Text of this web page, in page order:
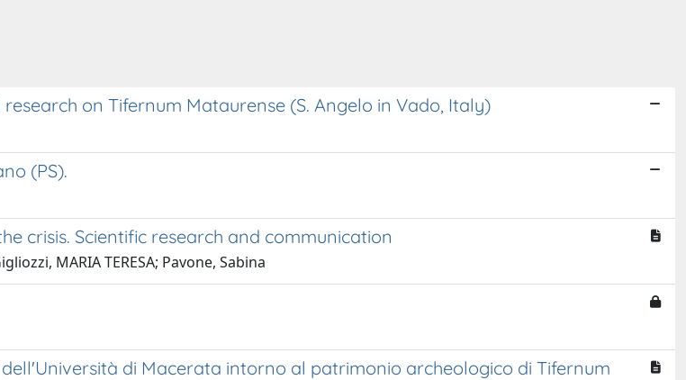
on Tifernum Mataurense (S. Angelo in Vado, Italy)
(PS).
crisis. Scientific research and communication
MARIA TERESA; Pavone, Sabina
di Macerata intorno al patrimonio archeologico di Tifernum